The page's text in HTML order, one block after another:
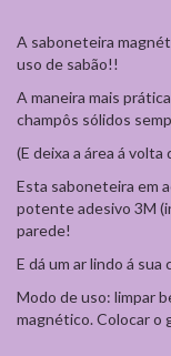
A saboneteira
uso de sabão!!
A maneira mais
champôs sólidos
(E deixa a área á volta
Esta saboneteira em
potente adesivo 3M
parede!
E dá um ar lindo á sua
Modo de uso: limpar
magnético. Colocar o